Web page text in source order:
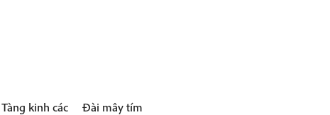
Tàng kinh các Đài mây tím